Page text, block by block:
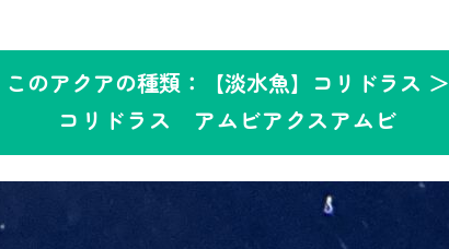
このアクアの種類：【淡水魚】コリドラス ＞
コリドラス アムビアクスアムビ